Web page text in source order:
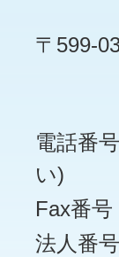
〒599-
電話番
い)
Fax番号
法人番